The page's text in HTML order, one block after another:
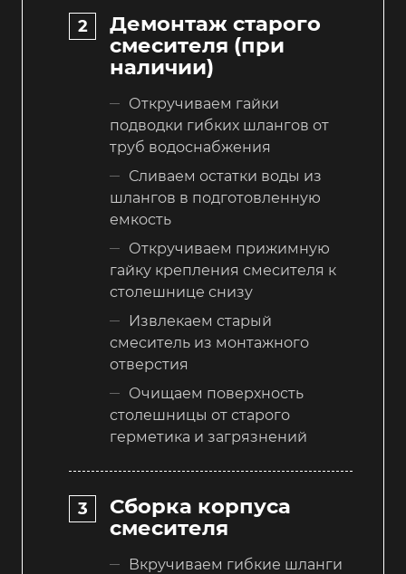
Демонтаж старого
смесителя (при
наличии)
Откручиваем гайки
подводки гибких шлангов от
труб водоснабжения
Сливаем остатки воды из
шлангов в подготовленную
емкость
Откручиваем прижимную
гайку крепления смесителя к
столешнице снизу
Извлекаем старый
смеситель из монтажного
отверстия
Очищаем поверхность
столешницы от старого
герметика и загрязнений
Сборка корпуса
смесителя
Вкручиваем гибкие шланги